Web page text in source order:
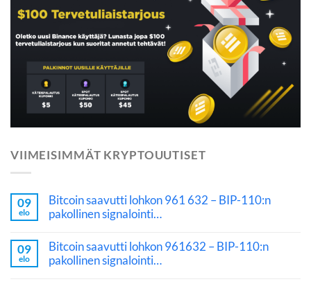
VIIMEISIMMÄT KRYPTOUUTISET
09
elo
Bitcoin saavutti lohkon 961 632 – BIP-110:n
pakollinen signalointi…
09
elo
Bitcoin saavutti lohkon 961632 – BIP-110:n
pakollinen signalointi…